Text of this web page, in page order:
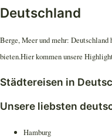
Deutschland
Berge, Meer und mehr:
bieten.Hier kommen unsere
Städtereisen in
Unsere liebsten
Hamburg